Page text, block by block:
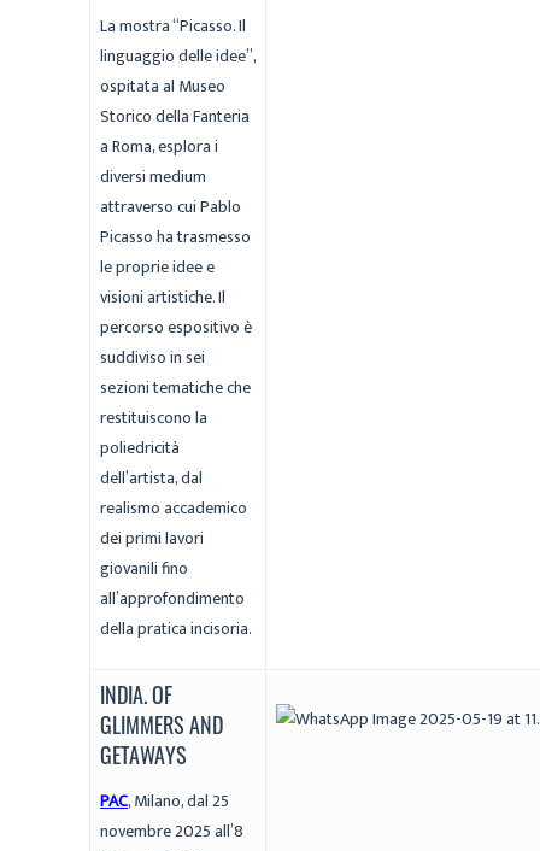
La mostra “Picasso. Il
linguaggio delle idee”,
ospitata al Museo
Storico della Fanteria
a Roma, esplora i
diversi medium
attraverso cui Pablo
Picasso ha trasmesso
le proprie idee e
visioni artistiche. Il
percorso espositivo è
suddiviso in sei
sezioni tematiche che
restituiscono la
poliedricità
dell’artista, dal
realismo accademico
dei primi lavori
giovanili fino
all’approfondimento
della pratica incisoria.
INDIA. OF
GLIMMERS AND
GETAWAYS
PAC, Milano, dal 25
novembre 2025 all’8